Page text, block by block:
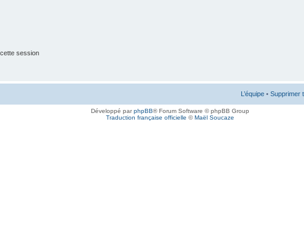
session
L’équipe • Supprimer
Développé parphpBB® Forum Software © phpBB Group
Traduction française officielle ©Maël Soucaze